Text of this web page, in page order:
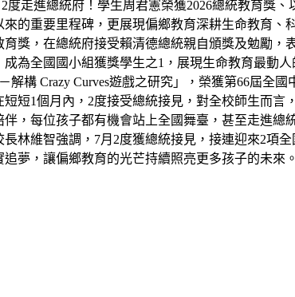
度走進總統府！學生周君憲榮獲2026總統教育獎
的重要里程碑，更展現偏鄉教育深耕生命教育
獎，在總統府接受賴清德總統親自頒獎及勉勵
為全國國小組獲獎學生之1，展現生命教育最動
構 Crazy Curves遊戲之研究」，榮獲第66屆全
短1個月內，2度接受總統接見，對全校師生而
，每位孩子都有機會站上全國舞臺，甚至走進
林維智強調，7月2度獲總統接見，接連迎來2項
夢，讓偏鄉教育的光芒持續照亮更多孩子的未來。